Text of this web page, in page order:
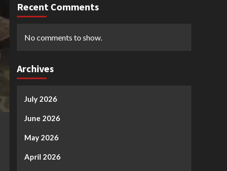
Recent Comments
No comments to show.
Archives
July 2026
June 2026
May 2026
April 2026